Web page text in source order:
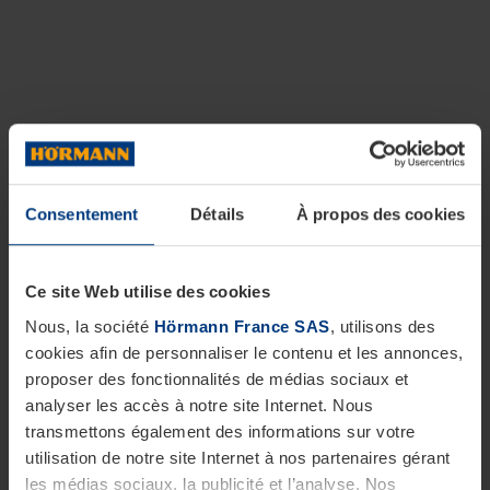
Consentement Détails À propos des cookies
Ce site Web utilise des cookies
Nous, la société Hörmann France SAS, utilisons des
cookies afin de personnaliser le contenu et les annonces,
proposer des fonctionnalités de médias sociaux et
analyser les accès à notre site Internet. Nous
transmettons également des informations sur votre
utilisation de notre site Internet à nos partenaires gérant
les médias sociaux, la publicité et l’analyse. Nos